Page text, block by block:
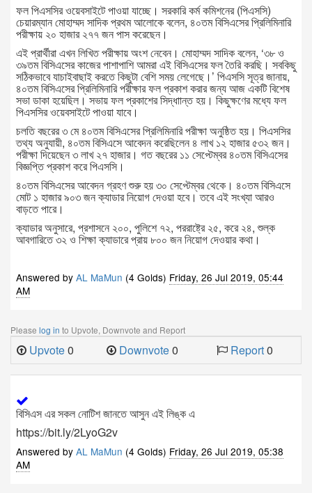
ফল পিএসসির ওয়েবসাইটে পাওয়া যাচ্ছে। সরকারি কর্ম কমিশনের (পিএসসি)
চেয়ারম্যান মোহাম্মদ সাদিক প্রথম আলোকে বলেন, ৪০তম বিসিএসের প্রিলিমিনারি
পরীক্ষায় ২০ হাজার ২৭৭ জন পাস করেছেন।
এই প্রার্থীরা এখন লিখিত পরীক্ষায় অংশ নেবেন। মোহাম্মদ সাদিক বলেন, ‘৩৮ ও
৩৯তম বিসিএসের কাজের পাশাপাশি আমরা এই বিসিএসের ফল তৈরি করছি। সবকিছু
সঠিকভাবে যাচাইবাছাই করতে কিছুটা বেশি সময় লেগেছে।’ পিএসসি সূত্র জানায়,
৪০তম বিসিএসের প্রিলিমিনারি পরীক্ষার ফল প্রকাশ করার জন্য আজ একটি বিশেষ
সভা ডাকা হয়েছিল। সভায় ফল প্রকাশের সিদ্ধাান্ত হয়। কিছুক্ষণের মধ্যে ফল
পিএসসির ওয়েবসাইটে পাওয়া যাবে।
চলতি বছরের ৩ মে ৪০তম বিসিএসের প্রিলিমিনারি পরীক্ষা অনুষ্ঠিত হয়। পিএসসির
তথ্য অনুযায়ী, ৪০তম বিসিএসে আবেদন করেছিলেন ৪ লাখ ১২ হাজার ৫৩২ জন।
পরীক্ষা দিয়েছেন ৩ লাখ ২৭ হাজার। গত বছরের ১১ সেপ্টেম্বর ৪০তম বিসিএসের
বিজ্ঞপ্তি প্রকাশ করে পিএসসি।
৪০তম বিসিএসের আবেদন গ্রহণ শুরু হয় ৩০ সেপ্টেম্বর থেকে। ৪০তম বিসিএসে
মোট ১ হাজার ৯০৩ জন ক্যাডার নিয়োগ দেওয়া হবে। তবে এই সংখ্যা আরও
বাড়তে পারে।
ক্যাডার অনুসারে, প্রশাসনে ২০০, পুলিশে ৭২, পররাষ্ট্রে ২৫, করে ২৪, শুল্ক
আবগারিতে ৩২ ও শিক্ষা ক্যাডারে প্রায় ৮০০ জন নিয়োগ দেওয়ার কথা।
Answered by AL MaMun (4 Golds) Friday, 26 Jul 2019, 05:44
AM
Please log in to Upvote, Downvote and Report
Upvote0 Downvote0 Report0
বিসিএস এর সকল নোটিশ জানতে আসুন এই লিঙ্ক এ
https://bit.ly/2LyoG2v
Answered by AL MaMun (4 Golds) Friday, 26 Jul 2019, 05:38
AM